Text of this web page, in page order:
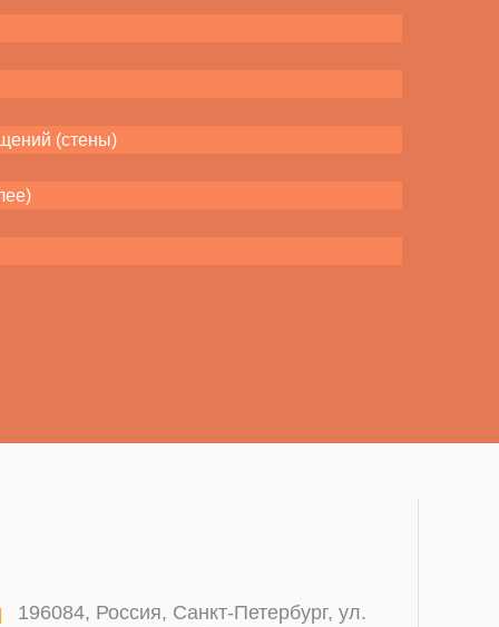
(стены)
196084, Россия, Санкт-Петербург, ул.